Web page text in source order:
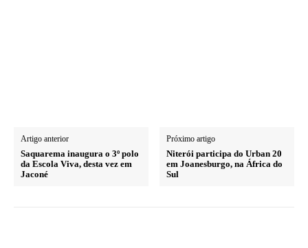
Artigo anterior
Saquarema inaugura o 3º polo
da Escola Viva, desta vez em
Jaconé
Próximo artigo
Niterói participa do Urban 20
em Joanesburgo, na África do
Sul